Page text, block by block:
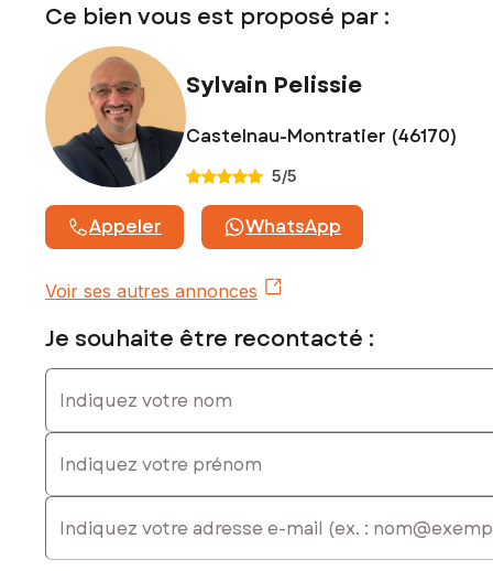
Honoraires charge vendeur
Contactez votre conseiller SAFTI : Sylvain PELISSIE, Tél. :
0675319069, E-mail : sylvain.pelissie@safti.fr - EI - Agent
commercial immatriculé au RSAC de MONTAUBAN sous le
numéro 994742021
Ce bien vous est proposé par :
Sylvain Pelissie
Castelnau-Montratier (46170)
5/5
Appeler WhatsApp
Voir ses autres annonces
Je souhaite être recontacté :
Indiquez votre nom
Indiquez votre prénom
E-mail